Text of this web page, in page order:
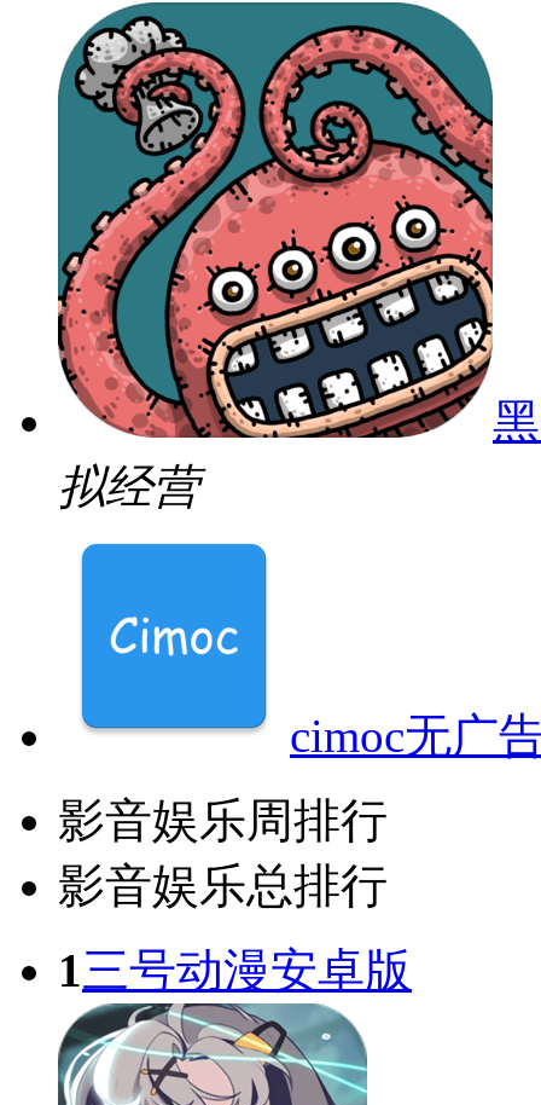
拟经营
cimoc无广
影音娱乐周排行
影音娱乐总排行
1三号动漫安卓版